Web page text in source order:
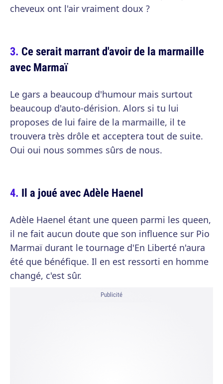
cheveux ont l'air vraiment doux ?
Ce serait marrant d'avoir de la marmaille
avec Marmaï
Le gars a beaucoup d'humour mais surtout
beaucoup d'auto-dérision. Alors si tu lui
proposes de lui faire de la marmaille, il te
trouvera très drôle et acceptera tout de suite.
Oui oui nous sommes sûrs de nous.
Il a joué avec Adèle Haenel
Adèle Haenel étant une queen parmi les queen,
il ne fait aucun doute que son influence sur Pio
Marmaï durant le tournage d'En Liberté n'aura
été que bénéfique. Il en est ressorti en homme
changé, c'est sûr.
Publicité